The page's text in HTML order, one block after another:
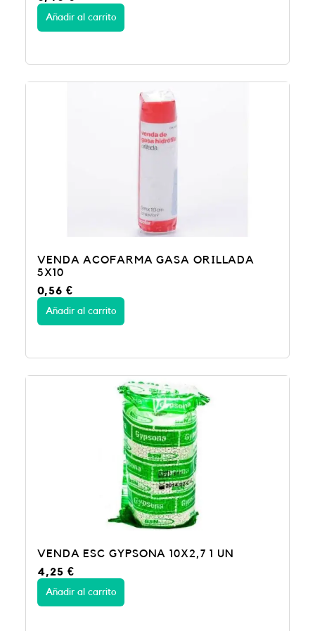
Añadir al carrito
VENDA ACOFARMA GASA ORILLADA
5X10
0,56 €
Añadir al carrito
VENDA ESC GYPSONA 10X2,7 1 UN
4,25 €
Añadir al carrito